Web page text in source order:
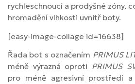
rychleschnoucí a prodyšné zóny,
hromadění vlhkosti uvnitř boty.
[easy-image-collage id=16638]
Řada bot s označením PRIMUS
méně výrazná oproti PRIMUS
pro méně agresivní prostředí